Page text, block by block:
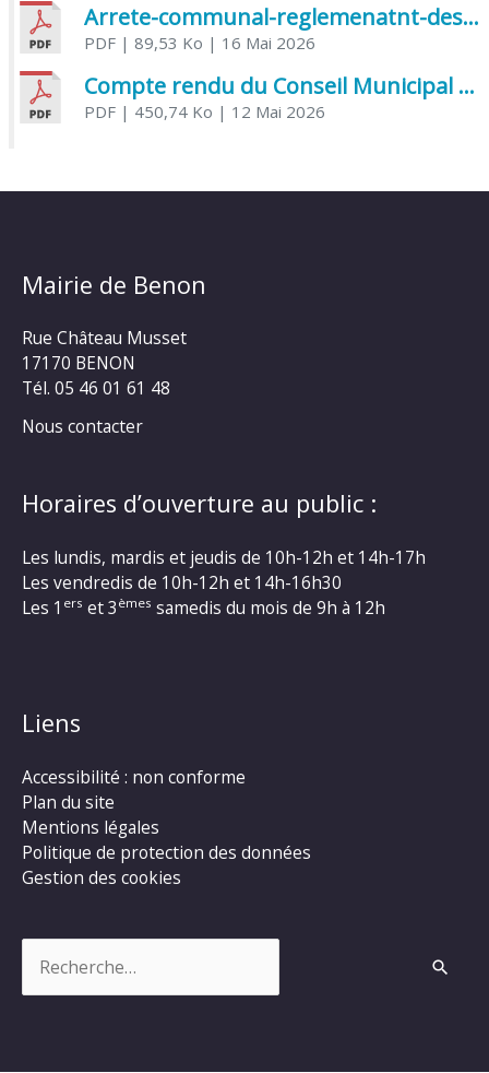
Arrete-communal-reglemenatnt-des-bruits-de-voisinage-et-des-activites-bruyantes
PDF| 89,53 Ko | 16 Mai 2026
Compte rendu du Conseil Municipal du 06 mai 2026
PDF| 450,74 Ko | 12 Mai 2026
Mairie de Benon
Rue Château Musset
17170 BENON
Tél. 05 46 01 61 48
Nous contacter
Horaires d’ouverture au public :
Les lundis, mardis et jeudis de 10h-12h et 14h-17h
Les vendredis de 10h-12h et 14h-16h30
Les 1 ers et 3 èmes samedis du mois de 9h à 12h
Liens
Accessibilité : non conforme
Plan du site
Mentions légales
Politique de protection des données
Gestion des cookies